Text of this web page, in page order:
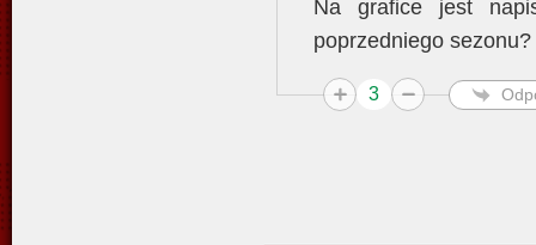
Na grafice jest
poprzedniego sezonu?
3